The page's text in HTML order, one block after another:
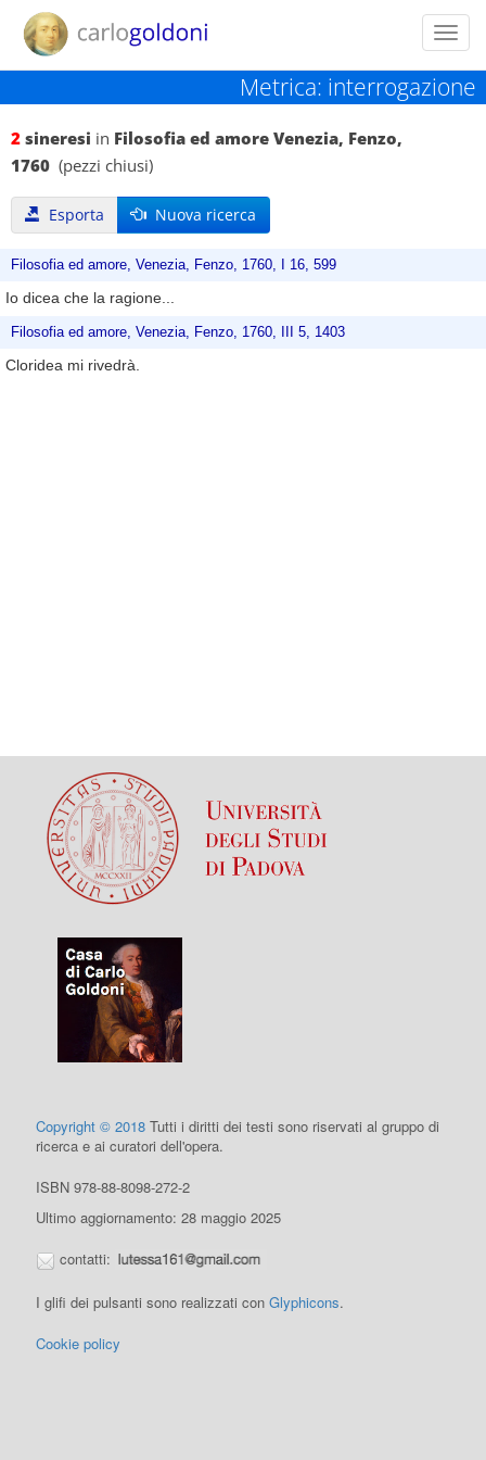
Metrica: interrogazione
2 sineresi in Filosofia ed amore Venezia, Fenzo,
1760 (pezzi chiusi)
Esporta Nuova ricerca
Filosofia ed amore, Venezia, Fenzo, 1760, I 16, 599
Io dicea che la ragione...
Filosofia ed amore, Venezia, Fenzo, 1760, III 5, 1403
Cloridea mi rivedrà.
Copyright © 2018 Tutti i diritti dei testi sono riservati al gruppo di
ricerca e ai curatori dell'opera.
ISBN 978-88-8098-272-2
Ultimo aggiornamento: 28 maggio 2025
contatti:
I glifi dei pulsanti sono realizzati conGlyphicons.
Cookie policy